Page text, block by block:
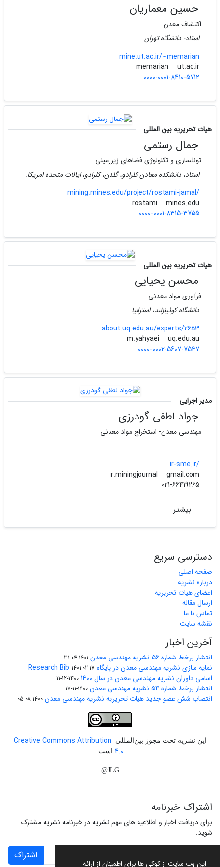
این وب سایت از کوکی ها برای اطمینان از ارائه
حسین معماریان
اکتشاف معدن
استاد- دانشگاه تهران
mine.ut.ac.ir/~memarian
memarian
ut.ac.ir
0000-0001-8410-5712
هیات تحریریه بین المللی
جمال رستمی
تونلسازی و تکنولوژی فضاهای زیرزمینی
استاد، دانشکده معادن کلرادو، گلدن، کلرادو، ایالات متحده امریکا.
mining.mines.edu/project/rostami-jamal/
mines.edu
0000-0001-8315-3755
هیات تحریریه بین المللی
محسن یحیایی
فرآوری مواد معدنی
دانشگاه کوئینزلند، استرالیا
about.uq.edu.au/experts/2653
uq.edu.au
0000-0002-5607-7547
مدیر اجرایی
جواد لطفی گودرزی
مهندسی معدن- استخراج مواد معدنی
ir-sme.ir/
gmail.com
021-66419265
بیشتر
دسترسی سریع
صفحه اصلی
درباره نشریه
اعضای هیات تحریریه
ارسال مقاله
تماس با ما
نقشه سایت
آخرین اخبار
انتشار برخط شماره 56 نشریه مهندسی معدن 1401-04-31
نمایه سازی نشریه مهندسی معدن در پایگاه Research Bib 1401-02-17
اسامی داوران نشریه مهندسی معدن در سال 1400 1400-12-11
انتشار برخط شماره 54 نشریه مهندسی معدن 1400-11-17
انتصاب شش عضو جدید هیات تحریریه نشریه مهندسی معدن 1400-08-05
این نشریه تحت مجوز بین‌المللی
Creative Commons Attribution
4.0 است.
JLG@
اشتراک خبرنامه
برای دریافت اخبار و اطلاعیه های مهم نشریه در خبرنامه نشریه مشترک
شوید.
اشتراک